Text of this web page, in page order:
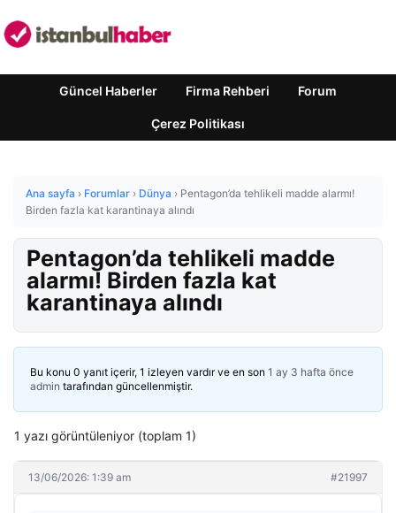
Güncel Haberler Firma Rehberi Forum
Çerez Politikası
Ana sayfa › Forumlar › Dünya › Pentagon’da tehlikeli madde alarmı!
Birden fazla kat karantinaya alındı
Pentagon’da tehlikeli madde
alarmı! Birden fazla kat
karantinaya alındı
Bu konu 0 yanıt içerir, 1 izleyen vardır ve en son 1 ay 3 hafta önce
admin tarafından güncellenmiştir.
1 yazı görüntüleniyor (toplam 1)
13/06/2026: 1:39 am #21997